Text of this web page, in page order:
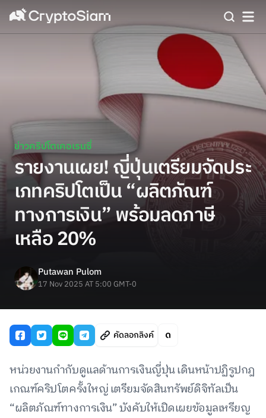
ข่าวคริปโตเคอเรนซี่
รายงานเผย! ญี่ปุ่นเตรียมจัดประ
เภทคริปโตเป็น “ผลิตภัณฑ์
ทางการเงิน” พร้อมลดภาษี
เหลือ 20%
Putawan Pulom
17 Nov 2025 AT 5:00 GMT-0
คัดลอกลิงค์
หน่วยงานกำกับดูแลด้านการเงินญี่ปุ่น เดินหน้าปฏิรูปกฎ
เกณฑ์คริปโตครั้งใหญ่ เตรียมจัดสินทรัพย์ดิจิทัลเป็น
“ผลิตภัณฑ์ทางการเงิน” บังคับให้เปิดเผยข้อมูลเหรียญ